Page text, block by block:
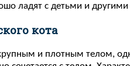
ладят с детьми и
кота
и плотным телом,